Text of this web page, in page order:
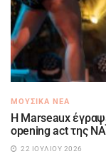
ΜΟΥΣΙΚΆ ΝΈΑ
H Marseaux
opening act της
22 ΙΟΥΛΊΟΥ 2026